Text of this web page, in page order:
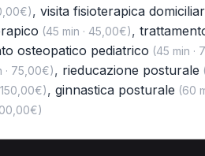
, visita fisioterapica
(45 min · 45,00€),
osteopatico pediatrico (45 min ·
· 75,00€), rieducazione posturale
, ginnastica posturale (60